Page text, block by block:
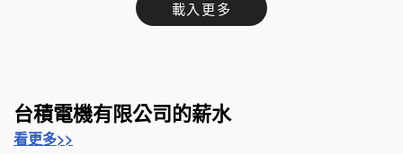
載入更多
台積電機有限公司的薪水
看更多>>